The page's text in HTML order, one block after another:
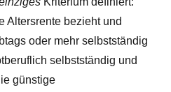
Altersrente bezieht und
oder mehr selbstständig
selbstständig und
günstige